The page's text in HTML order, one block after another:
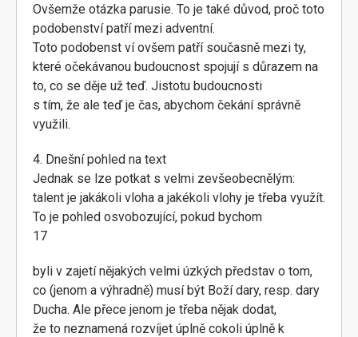
Ovšemže otázka parusie. To je také důvod, proč toto
podobenství patří mezi adventní.
Toto podobenst ví ovšem patří současně mezi ty,
které očekávanou budoucnost spojují s důrazem na
to, co se děje už teď. Jistotu budoucnosti
s tím, že ale teď je čas, abychom čekání správně
využili.
4. Dnešní pohled na text
Jednak se lze potkat s velmi zevšeobecnělým:
talent je jakákoli vloha a jakékoli vlohy je třeba využít.
To je pohled osvobozující, pokud bychom
17
byli v zajetí nějakých velmi úzkých představ o tom,
co (jenom a výhradně) musí být Boží dary, resp. dary
Ducha. Ale přece jenom je třeba nějak dodat,
že to neznamená rozvíjet úplně cokoli úplně k